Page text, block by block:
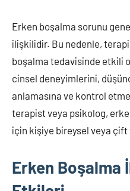
Erken boşalma sorunu
ilişkilidir. Bu nedenle, terapi
boşalma tedavisinde etkili
cinsel deneyimlerini,
anlamasına ve kontrol
terapist veya psikolog,
için kişiye bireysel veya
Erken Boşalma